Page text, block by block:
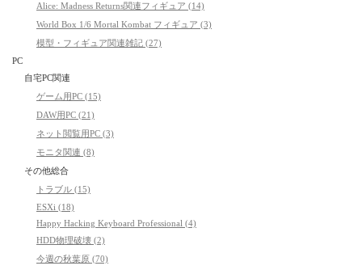
Alice: Madness Returns関連フィギュア (14)
World Box 1/6 Mortal Kombat フィギュア (3)
模型・フィギュア関連雑記 (27)
PC
自宅PC関連
ゲーム用PC (15)
DAW用PC (21)
ネット閲覧用PC (3)
モニタ関連 (8)
その他総合
トラブル (15)
ESXi (18)
Happy Hacking Keyboard Professional (4)
HDD物理破壊 (2)
今週の秋葉原 (70)